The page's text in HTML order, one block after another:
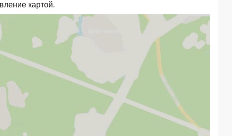
картой.